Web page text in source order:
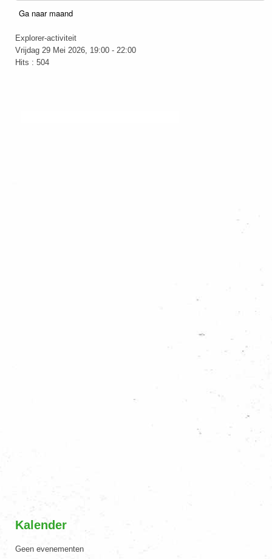
Ga naar maand
Explorer-activiteit
Vrijdag 29 Mei 2026, 19:00 - 22:00
Hits : 504
Kalender
Geen evenementen